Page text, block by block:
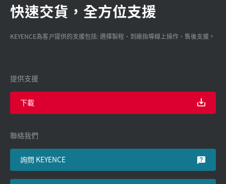
快速交貨，全方位支援
KEYENCE為客戸提供的支援包括: 選擇製程、到廠指導線上操作、售後支援。
提供支援
下載
聯絡我們
詢問 KEYENCE